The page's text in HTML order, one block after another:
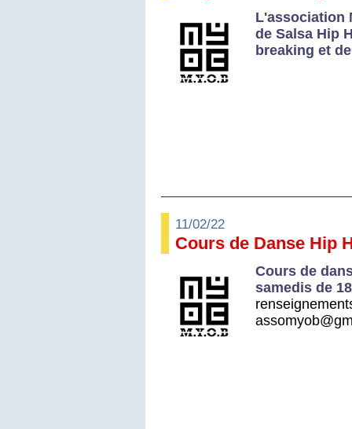
L'association
de Salsa Hip
breaking et
11/02/22
Cours de Danse Hip
Cours de
samedis de